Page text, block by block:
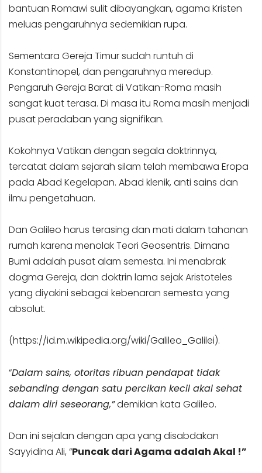
bantuan Romawi sulit dibayangkan, agama Kristen
meluas pengaruhnya sedemikian rupa.
Sementara Gereja Timur sudah runtuh di
Konstantinopel, dan pengaruhnya meredup.
Pengaruh Gereja Barat di Vatikan-Roma masih
sangat kuat terasa. Di masa itu Roma masih menjadi
pusat peradaban yang signifikan.
Kokohnya Vatikan dengan segala doktrinnya,
tercatat dalam sejarah silam telah membawa Eropa
pada Abad Kegelapan. Abad klenik, anti sains dan
ilmu pengetahuan.
Dan Galileo harus terasing dan mati dalam tahanan
rumah karena menolak Teori Geosentris. Dimana
Bumi adalah pusat alam semesta. Ini menabrak
dogma Gereja, dan doktrin lama sejak Aristoteles
yang diyakini sebagai kebenaran semesta yang
absolut.
(https://id.m.wikipedia.org/wiki/Galileo_Galilei).
“Dalam sains, otoritas ribuan pendapat tidak
sebanding dengan satu percikan kecil akal sehat
dalam diri seseorang,”demikian kata Galileo.
Dan ini sejalan dengan apa yang disabdakan
Sayyidina Ali, “Puncak dari Agama adalah Akal !”